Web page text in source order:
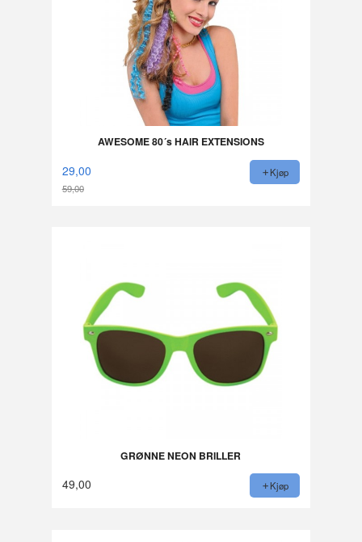
AWESOME 80´s HAIR EXTENSIONS
29,00
59,00
Kjøp
GRØNNE NEON BRILLER
49,00 Kjøp